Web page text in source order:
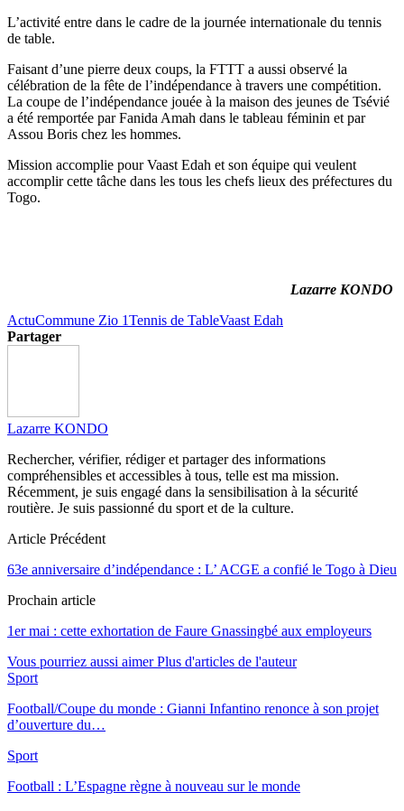
L’activité entre dans le cadre de la journée internationale du tennis
de table.
Faisant d’une pierre deux coups, la FTTT a aussi observé la
célébration de la fête de l’indépendance à travers une compétition.
La coupe de l’indépendance jouée à la maison des jeunes de Tsévié
a été remportée par Fanida Amah dans le tableau féminin et par
Assou Boris chez les hommes.
Mission accomplie pour Vaast Edah et son équipe qui veulent
accomplir cette tâche dans les tous les chefs lieux des préfectures du
Togo.
Lazarre KONDO
ActuCommune Zio 1Tennis de TableVaast Edah
Partager
Lazarre KONDO
Rechercher, vérifier, rédiger et partager des informations
compréhensibles et accessibles à tous, telle est ma mission.
Récemment, je suis engagé dans la sensibilisation à la sécurité
routière. Je suis passionné du sport et de la culture.
Article Précédent
63e anniversaire d’indépendance : L’ ACGE a confié le Togo à Dieu
Prochain article
1er mai : cette exhortation de Faure Gnassingbé aux employeurs
Vous pourriez aussi aimer Plus d'articles de l'auteur
Sport
Football/Coupe du monde : Gianni Infantino renonce à son projet
d’ouverture du…
Sport
Football : L’Espagne règne à nouveau sur le monde